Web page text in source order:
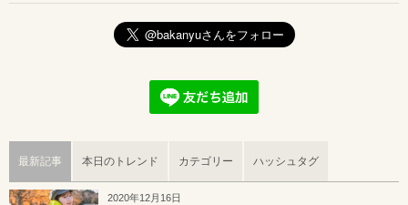
最新記事 本日のトレンド カテゴリー ハッシュタグ
2020年12月16日